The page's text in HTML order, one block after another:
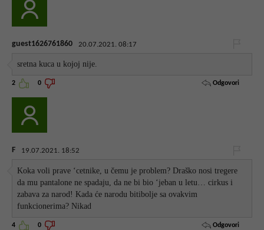
guest1626761860 20.07.2021. 08:17
sretna kuca u kojoj nije.
2 0 Odgovori
F 19.07.2021. 18:52
Koka voli prave ‘cetnike, u čemu je problem? Draško nosi tregere
da mu pantalone ne spadaju, da ne bi bio ‘jeban u letu… cirkus i
zabava za narod! Kada će narodu bitibolje sa ovakvim
funkcionerima? Nikad
4 0 Odgovori